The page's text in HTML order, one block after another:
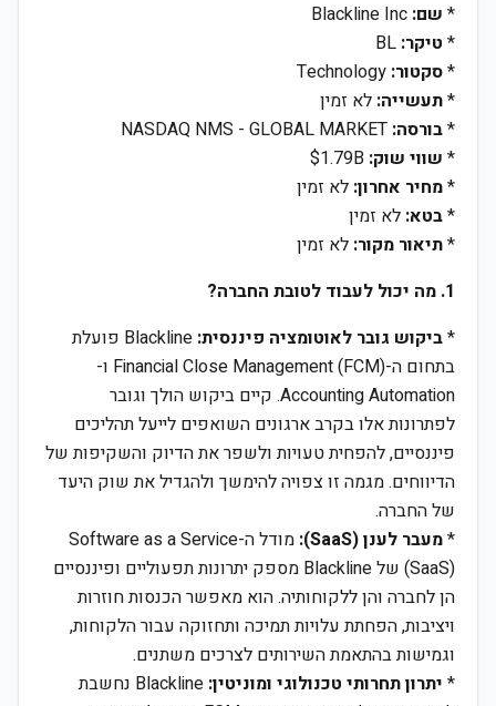
* שם:
* טיקר:
*סקטור:
*תעשייה: לא זמין
*בורסה:
* שווי שוק:
*מחיר אחרון: לא זמין
*בטא: לא זמין
*תיאור מקור: לא זמין
1. מה יכול לעבוד לטובת החברה?
*ביקוש גובר לאוטומציה פיננסית:
Blackline פועלת
בתחום ה-Financial Close Management (FCM) ו-
Accounting Automation. קיים ביקוש הולך וגובר
לפתרונות אלו בקרב ארגונים השואפים לייעל תהליכים
פיננסיים, להפחית טעויות ולשפר את הדיוק והשקיפות של
הדיווחים. מגמה זו צפויה להימשך ולהגדיל את שוק היעד
של החברה.
*מעבר לענן (SaaS):
מודל ה-Software as a Service
(SaaS) של Blackline מספק יתרונות תפעוליים ופיננסיים
הן לחברה והן ללקוחותיה. הוא מאפשר הכנסות חוזרות
ויציבות, הפחתת עלויות תמיכה ותחזוקה עבור הלקוחות,
וגמישות בהתאמת השירותים לצרכים משתנים.
* יתרון תחרותי טכנולוגי ומוניטין:
Blackline נחשבת